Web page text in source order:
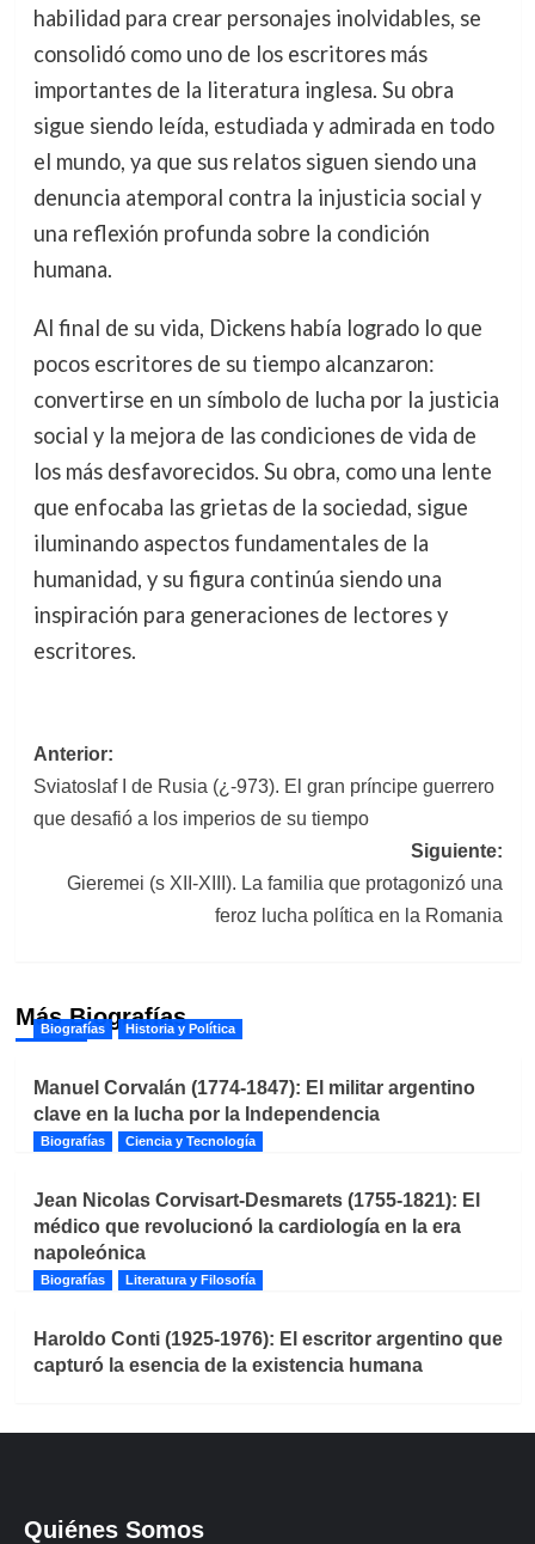
habilidad para crear personajes inolvidables, se
consolidó como uno de los escritores más
importantes de la literatura inglesa. Su obra
sigue siendo leída, estudiada y admirada en todo
el mundo, ya que sus relatos siguen siendo una
denuncia atemporal contra la injusticia social y
una reflexión profunda sobre la condición
humana.
Al final de su vida, Dickens había logrado lo que
pocos escritores de su tiempo alcanzaron:
convertirse en un símbolo de lucha por la justicia
social y la mejora de las condiciones de vida de
los más desfavorecidos. Su obra, como una lente
que enfocaba las grietas de la sociedad, sigue
iluminando aspectos fundamentales de la
humanidad, y su figura continúa siendo una
inspiración para generaciones de lectores y
escritores.
Navegación
de
entradas
Anterior:
Sviatoslaf I de Rusia (¿-973). El gran príncipe guerrero
que desafió a los imperios de su tiempo
Siguiente:
Gieremei (s XII-XIII). La familia que protagonizó una
feroz lucha política en la Romania
Más Biografías
Biografías Historia y Política
Manuel Corvalán (1774-1847): El militar argentino
clave en la lucha por la Independencia
Biografías Ciencia y Tecnología
Jean Nicolas Corvisart-Desmarets (1755-1821): El
médico que revolucionó la cardiología en la era
napoleónica
Biografías Literatura y Filosofía
Haroldo Conti (1925-1976): El escritor argentino que
capturó la esencia de la existencia humana
Quiénes Somos